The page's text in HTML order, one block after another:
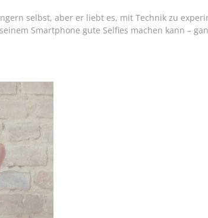
selbst, aber er liebt es, mit Technik zu
Smartphone gute Selfies machen kann –